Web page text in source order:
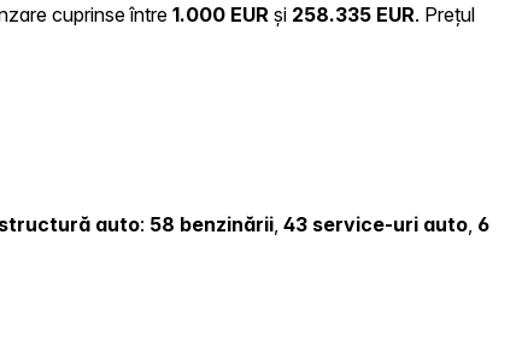
cuprinse între 1.000 EUR și 258.335 EUR. Prețul
auto: 58 benzinării, 43 service-uri auto, 6